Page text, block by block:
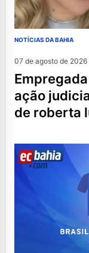
NOTÍCIAS DA BAHIA
07 de agosto de 2026
empregada doméstica afirma em
ação
de roberta